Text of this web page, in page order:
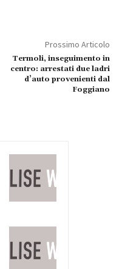
Prossimo Articolo
Termoli, inseguimento in
centro: arrestati due ladri
d’auto provenienti dal
Foggiano